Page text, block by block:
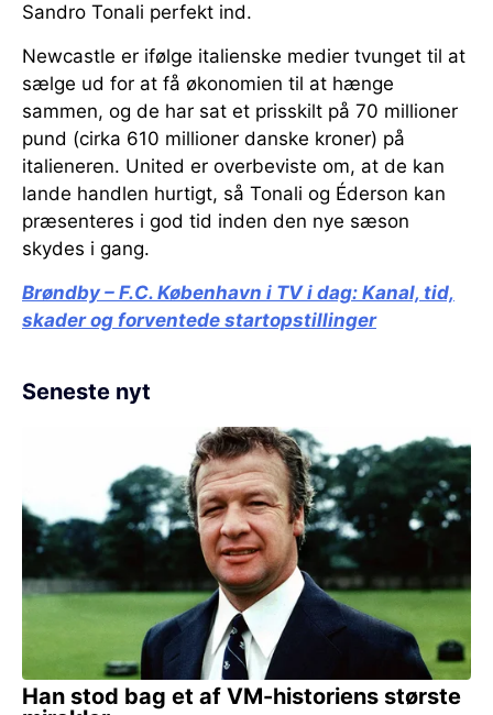
Sandro Tonali perfekt ind.
Newcastle er ifølge italienske medier tvunget til at
sælge ud for at få økonomien til at hænge
sammen, og de har sat et prisskilt på 70 millioner
pund (cirka 610 millioner danske kroner) på
italieneren. United er overbeviste om, at de kan
lande handlen hurtigt, så Tonali og Éderson kan
præsenteres i god tid inden den nye sæson
skydes i gang.
Brøndby – F.C. København i TV i dag: Kanal, tid,
skader og forventede startopstillinger
Seneste nyt